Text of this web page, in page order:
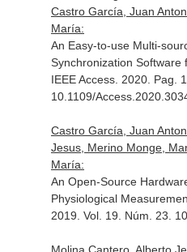
Castro García, Juan
María:
An Easy-to-use Multi-
Synchronization Software
IEEE Access. 2020. Pag.
10.1109/
Castro García, Juan
Jesus, Merino Monge,
María:
An Open-Source
Physiological
2019. Vol. 19. Núm. 23.